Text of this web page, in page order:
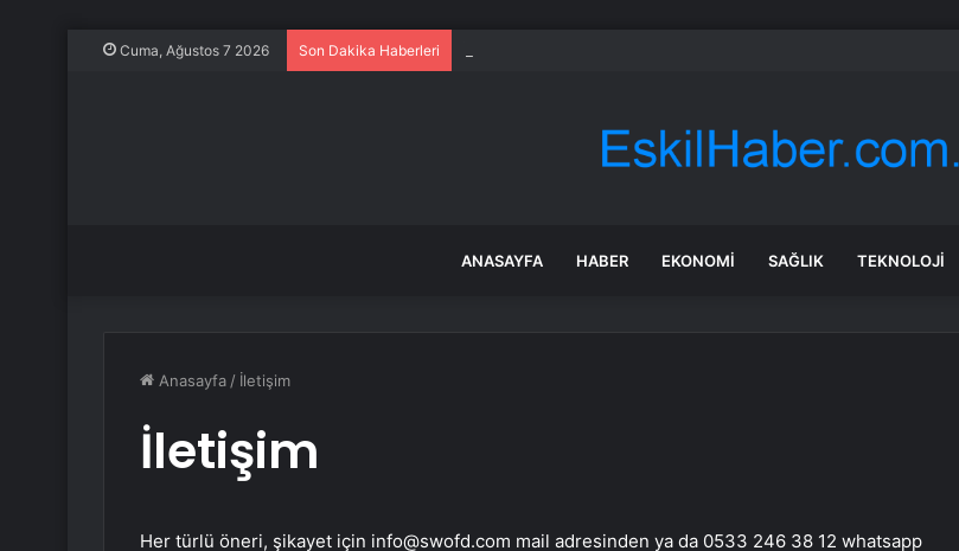
Cuma, Ağustos 7 2026 Son Dakika Haberleri
ANASAYFA HABER EKONOMI SAĞLIK TEKNOLOJI
Anasayfa / İletişim
İletişim
Her türlü öneri, şikayet için info@swofd.com mail adresinden ya da 0533 246 38 12 whatsapp